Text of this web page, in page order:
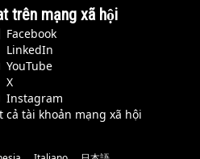
trên mạng xã hội
Facebook
LinkedIn
YouTube
X
Instagram
cả tài khoản mạng xã hội